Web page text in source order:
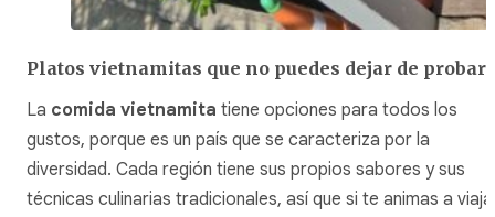
Platos vietnamitas que no puedes dejar de probar
La comida vietnamita tiene opciones para todos los
gustos, porque es un país que se caracteriza por la
diversidad. Cada región tiene sus propios sabores y sus
técnicas culinarias tradicionales, así que si te animas a